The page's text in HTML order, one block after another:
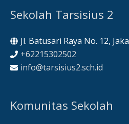
Sekolah Tarsisius 2
Jl. Batusari Raya No. 12,
+62215302502
info@tarsisius2.sch.id
Komunitas Sekolah